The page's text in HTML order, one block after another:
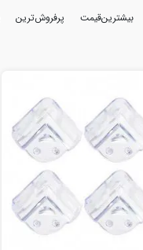
بیشترین‌قیمت پرفروش‌ترین